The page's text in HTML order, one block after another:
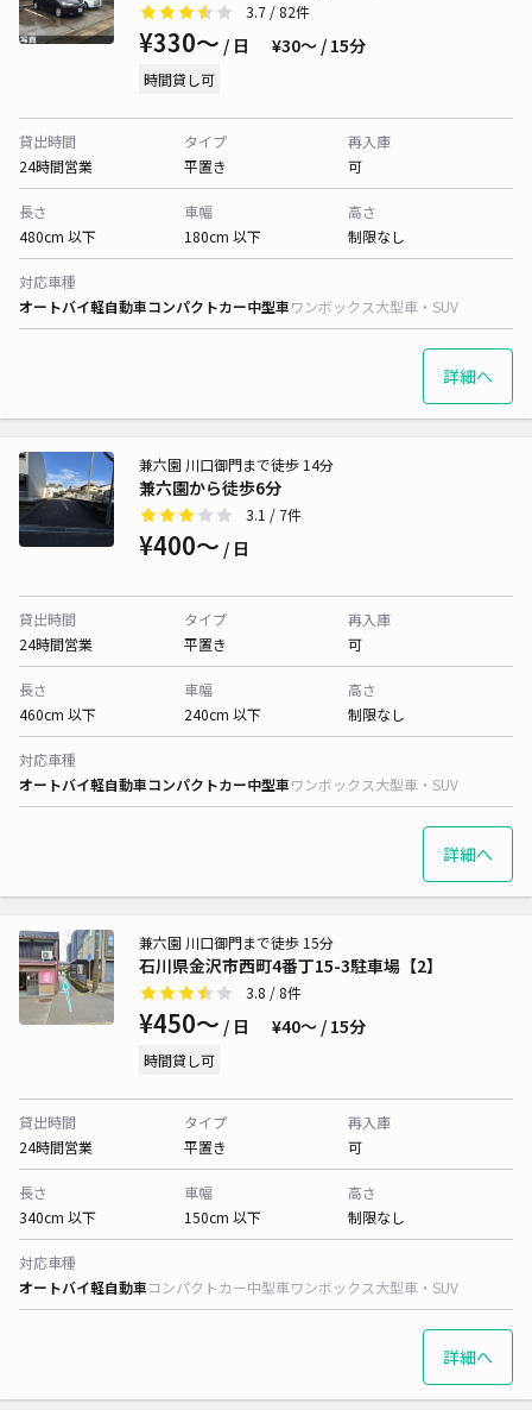
3.7 / 82件
¥330〜 / 日 ¥30〜 / 15分
時間貸し可
貸出時間
24時間営業
タイプ
平置き
再入庫
可
長さ
480cm 以下
車幅
180cm 以下
高さ
制限なし
対応車種
オートバイ軽自動車コンパクトカー中型車ワンボックス大型車・SUV
詳細へ
兼六園から徒歩6分
兼六園 川口御門まで徒歩 14分
3.1 / 7件
¥400〜 / 日
貸出時間
24時間営業
タイプ
平置き
再入庫
可
長さ
460cm 以下
車幅
240cm 以下
高さ
制限なし
対応車種
オートバイ軽自動車コンパクトカー中型車ワンボックス大型車・SUV
詳細へ
石川県金沢市西町4番丁15-3駐車場【2】
兼六園 川口御門まで徒歩 15分
3.8 / 8件
¥450〜 / 日 ¥40〜 / 15分
時間貸し可
貸出時間
24時間営業
タイプ
平置き
再入庫
可
長さ
340cm 以下
車幅
150cm 以下
高さ
制限なし
対応車種
オートバイ軽自動車コンパクトカー中型車ワンボックス大型車・SUV
詳細へ